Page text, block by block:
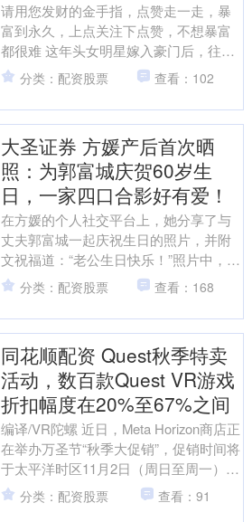
请用您发财的金手指，点赞走一走，暴
富到永久，上点关注下点赞，不想暴富
都很难 这年头女明星嫁入豪门后，往往
是从此走上人生巅峰。 可谁能想到曾经
光芒四射的于小慧，却....
分类：配资股票 查看：102
大圣证券 方媛产后首次晒
照：为郭富城庆贺60岁生
日，一家四口合影好有爱！
在方媛的个人社交平台上，她分享了与
丈夫郭富城一起庆祝生日的照片，并附
文祝福道：“老公生日快乐！”照片中，方
媛和郭富城以及他们的两个可爱女儿一
起合影，一家四口温馨....
分类：配资股票 查看：168
同花顺配资 Quest秋季特卖
活动，数百款Quest VR游戏
折扣幅度在20%至67%之间
编译/VR陀螺 近日，Meta Horizon商店正
在举办万圣节“秋季大促销”，促销时间将
于太平洋时区11月2日（周日至周一）午
夜前结束，即太平洋时间晚上11:....
分类：配资股票 查看：91